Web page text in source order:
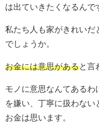
は出ていきたくなるんで
私たち人も家がきれいだ
でしょうか。
お金には意思があると言
モノに意思なんてあるわ
を嫌い、丁寧に扱わない
お金は思います。